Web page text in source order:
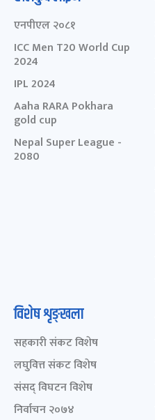
एनपीएल २०८१
ICC Men T20 World Cup
2024
IPL 2024
Aaha RARA Pokhara
gold cup
Nepal Super League -
2080
विशेष शृङ्खला
सहकारी संकट विशेष
लघुवित्त संकट विशेष
संसद् विघटन विशेष
निर्वाचन २०७४